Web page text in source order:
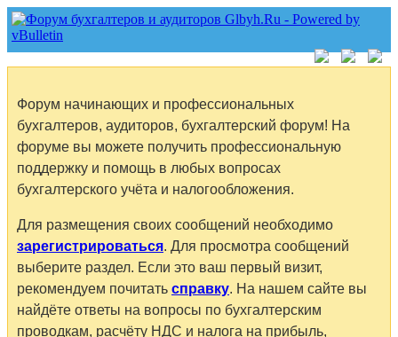
Форум начинающих и профессиональных
бухгалтеров, аудиторов, бухгалтерский форум! На
форуме вы можете получить профессиональную
поддержку и помощь в любых вопросах
бухгалтерского учёта и налогообложения.
Для размещения своих сообщений необходимо
зарегистрироваться. Для просмотра сообщений
выберите раздел. Если это ваш первый визит,
рекомендуем почитать справку. На нашем сайте вы
найдёте ответы на вопросы по бухгалтерским
проводкам, расчёту НДС и налога на прибыль,